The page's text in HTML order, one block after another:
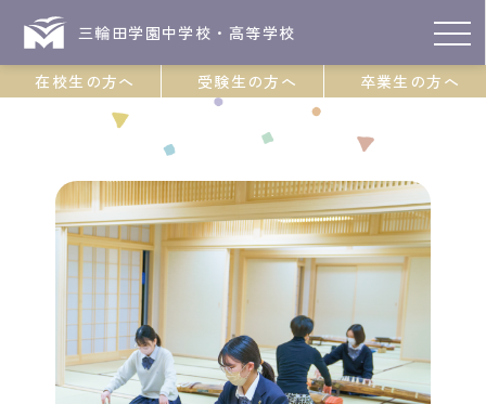
在校生の方へ 受験生の方へ 卒業生の方へ
三輪田学園中学校・高等学校